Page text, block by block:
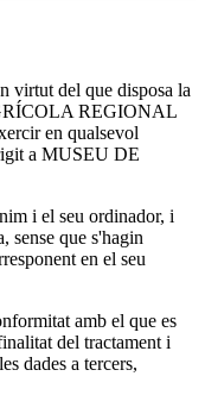
virtut del que disposa la
REGIONAL
en qualsevol
a MUSEU DE
i el seu ordinador, i
sense que s'hagin
en el seu
amb el que es
del tractament i
dades a tercers,